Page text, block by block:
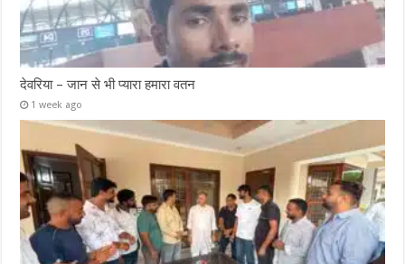
देवरिया – जान से भी प्यारा हमारा वतन
1 week ago